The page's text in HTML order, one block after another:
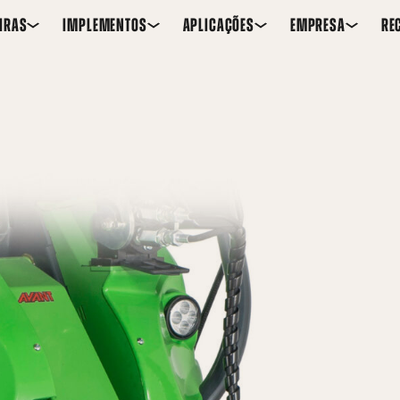
IMPLEMENTOS APLICAÇÕES EMPRESA